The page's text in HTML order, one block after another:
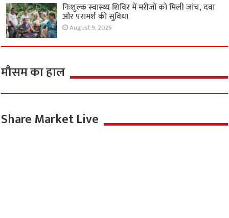
निःशुल्क स्वास्थ्य शिविर में मरीजों को मिली जांच, दवा
और परामर्श की सुविधा
August 9, 2026
मौसम का हाल
Share Market Live